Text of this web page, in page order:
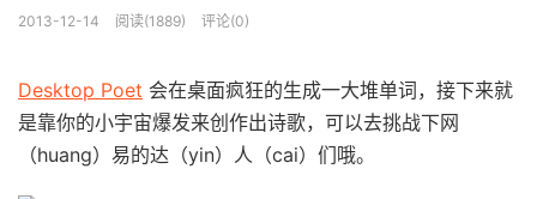
2013-12-14 阅读(1889) 评论(0)
Desktop Poet 会在桌面疯狂的生成一大堆单词，接下来就
是靠你的小宇宙爆发来创作出诗歌，可以去挑战下网
（huang）易的达（yin）人（cai）们哦。